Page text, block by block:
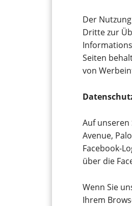
Der
Dritte zur
Seiten
von
Auf unseren
Avenue,
Facebook-
über die
Wenn Sie
Ihrem